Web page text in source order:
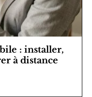
: installer,
à distance